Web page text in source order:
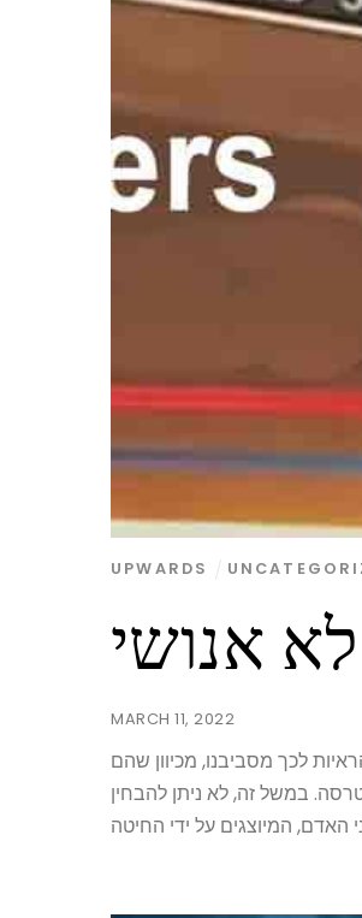
MARCH 11, 2022
אנושי
UPWARDS
לכך מסביבנו, מכיוון שהם
במשל זה, לא ניתן להבחין